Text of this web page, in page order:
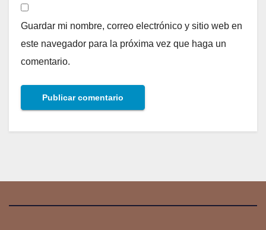
Guardar mi nombre, correo electrónico y sitio web en
este navegador para la próxima vez que haga un
comentario.